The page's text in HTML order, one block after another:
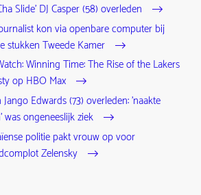
Slide' DJ Casper (58) overleden
kon via openbare computer bij
stukken Tweede Kamer
Winning Time: The Rise of the Lakers
op HBO Max
Jango Edwards (73) overleden: 'naakte
was ongeneeslijk ziek
politie pakt vrouw op voor
Zelensky